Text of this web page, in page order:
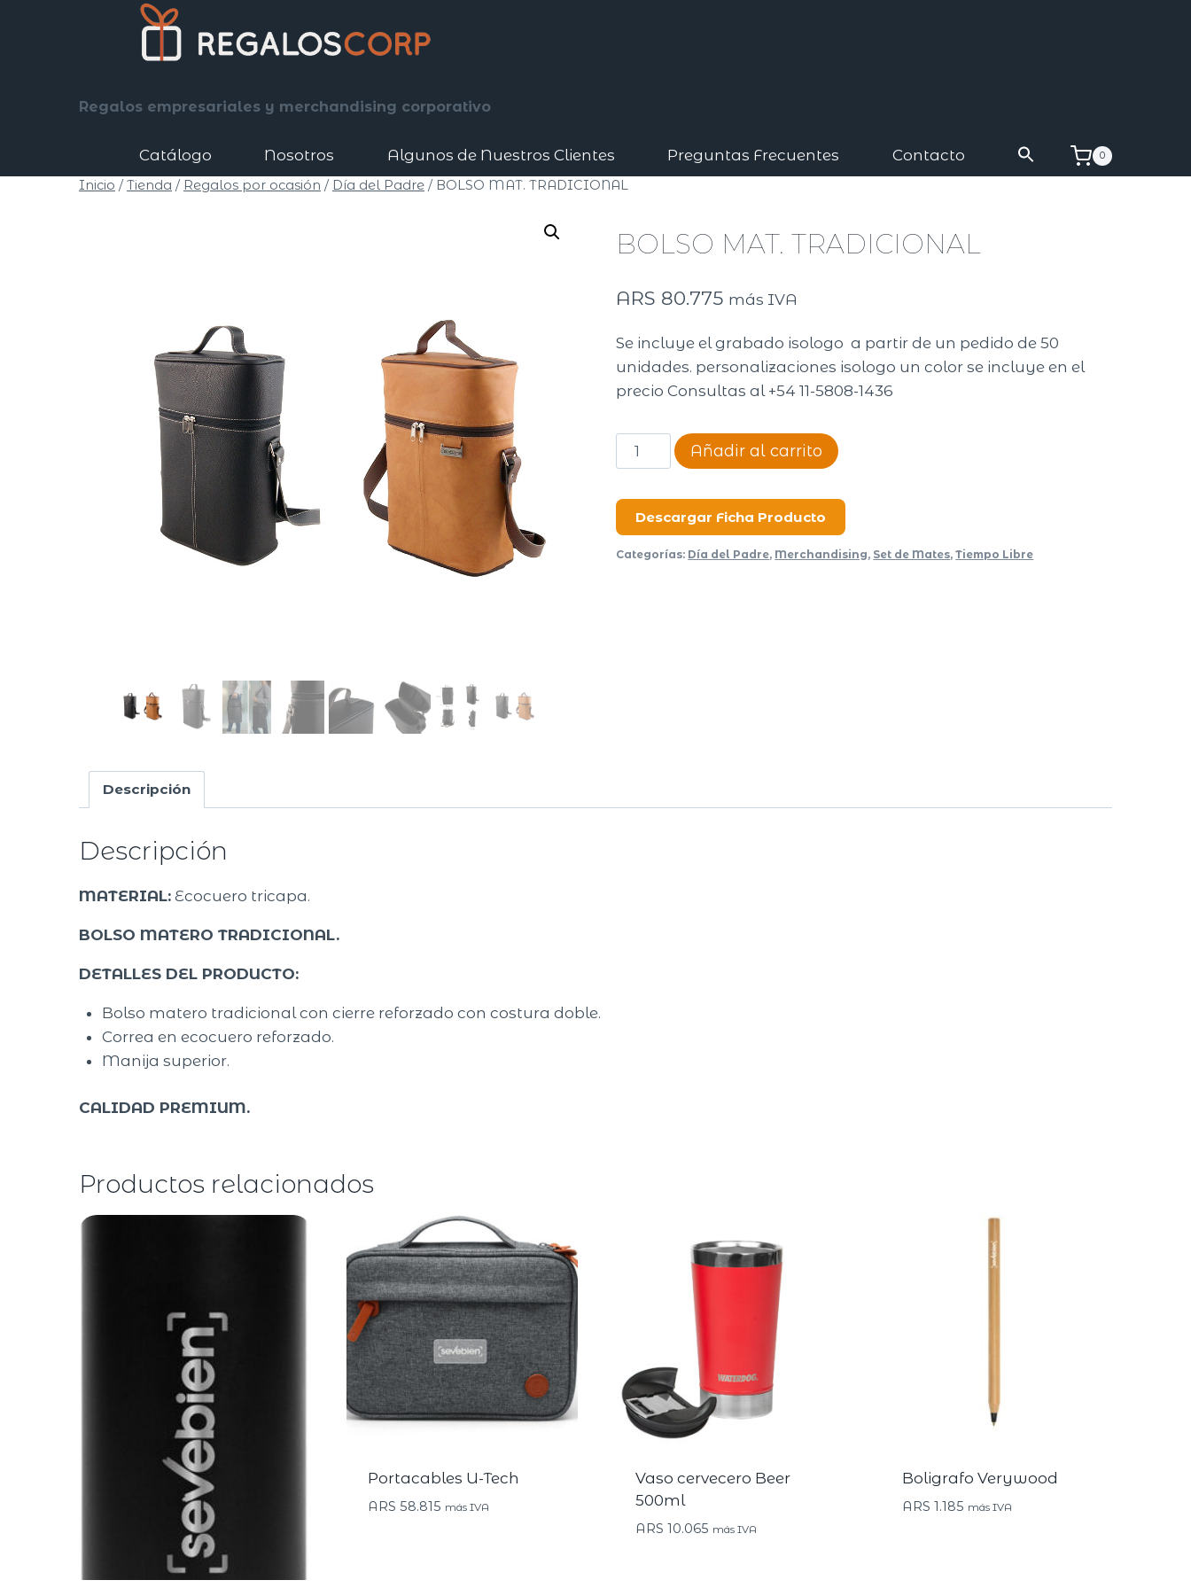
Regalos empresariales y merchandising corporativo
Catálogo Nosotros Algunos de Nuestros Clientes Preguntas Frecuentes Contacto 0
Inicio / Tienda / Regalos por ocasión / Día del Padre / BOLSO MAT. TRADICIONAL
BOLSO MAT. TRADICIONAL
ARS 80.775 más IVA
Se incluye el grabado isologo a partir de un pedido de 50
unidades. personalizaciones isologo un color se incluye en el
precio Consultas al +54 11-5808-1436
BOLSO
MAT.
cantidad
Añadir al carrito
Descargar Ficha Producto
Categorías: Día del Padre, Merchandising, Set de Mates,Tiempo Libre
Descripción
Descripción
MATERIAL: Ecocuero tricapa.
BOLSO MATERO TRADICIONAL.
DETALLES DEL PRODUCTO:
Bolso matero tradicional con cierre reforzado con costura doble.
Correa en ecocuero reforzado.
Manija superior.
CALIDAD PREMIUM.
Productos relacionados
Portacables U-Tech
ARS 58.815 más IVA
Vaso cervecero Beer
500ml
ARS 10.065 más IVA
Boligrafo Verywood
ARS 1.185 más IVA